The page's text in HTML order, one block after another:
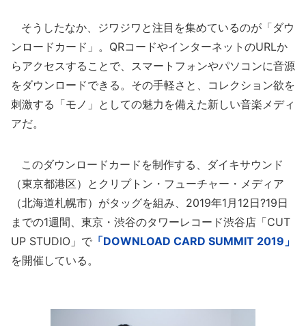
そうしたなか、ジワジワと注目を集めているのが「ダウ
ンロードカード」。QRコードやインターネットのURLか
らアクセスすることで、スマートフォンやパソコンに音源
をダウンロードできる。その手軽さと、コレクション欲を
刺激する「モノ」としての魅力を備えた新しい音楽メディ
アだ。
このダウンロードカードを制作する、ダイキサウンド
（東京都港区）とクリプトン・フューチャー・メディア
（北海道札幌市）がタッグを組み、2019年1月12日?19日
までの1週間、東京・渋谷のタワーレコード渋谷店「CUT
UP STUDIO」で 「DOWNLOAD CARD SUMMIT 2019」
を開催している。